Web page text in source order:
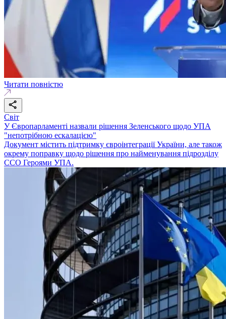
Читати повністю
Світ
У Європарламенті назвали рішення Зеленського щодо УПА
"непотрібною ескалацією"
Документ містить підтримку євроінтеграції України, але також
окрему поправку щодо рішення про найменування підрозділу
ССО Героями УПА.